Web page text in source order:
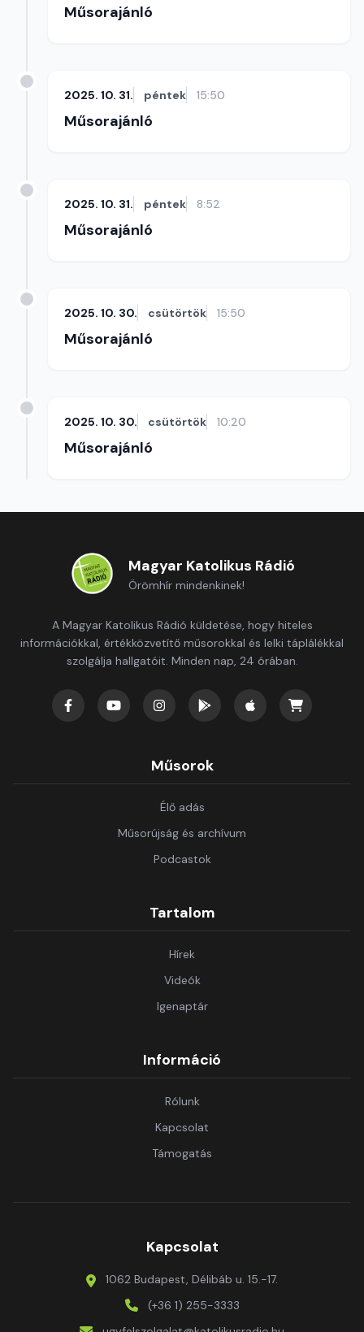
Műsorajánló
2025. 10. 31. péntek 15:50
Műsorajánló
2025. 10. 31. péntek 8:52
Műsorajánló
2025. 10. 30. csütörtök 15:50
Műsorajánló
2025. 10. 30. csütörtök 10:20
Műsorajánló
Magyar Katolikus Rádió
Örömhír mindenkinek!
A Magyar Katolikus Rádió küldetése, hogy hiteles
információkkal, értékközvetítő műsorokkal és lelki táplálékkal
szolgálja hallgatóit. Minden nap, 24 órában.
Műsorok
Élő adás
Műsorújság és archívum
Podcastok
Tartalom
Hírek
Videók
Igenaptár
Információ
Rólunk
Kapcsolat
Támogatás
Kapcsolat
1062 Budapest, Délibáb u. 15.-17.
(+36 1) 255-3333